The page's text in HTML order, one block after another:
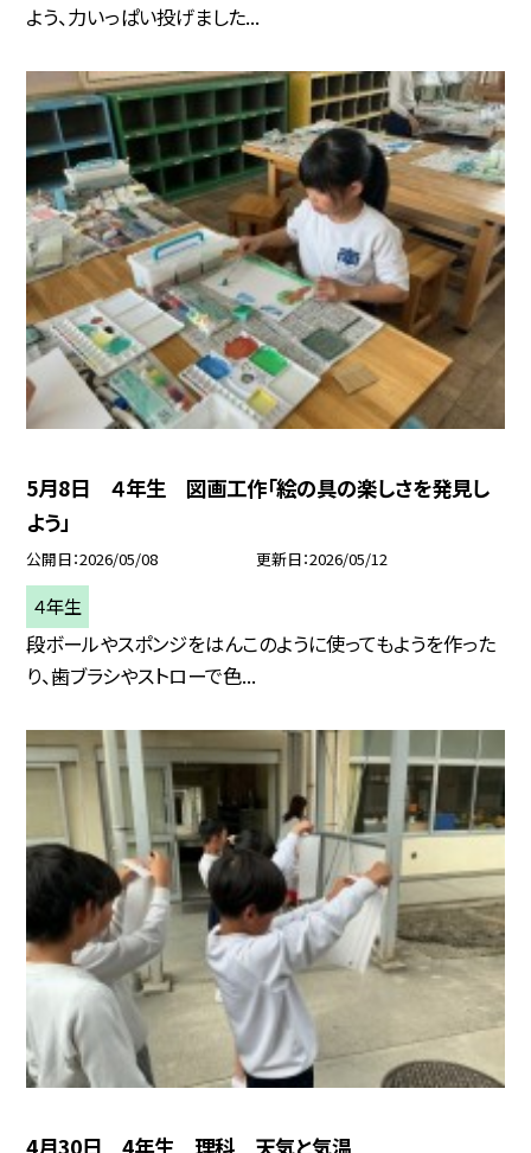
よう、力いっぱい投げました...
5月8日 ４年生 図画工作「絵の具の楽しさを発見し
よう」
公開日 2026/05/08 更新日 2026/05/12
４年生
段ボールやスポンジをはんこのように使ってもようを作った
り、歯ブラシやストローで色...
4月30日 4年生 理科 天気と気温